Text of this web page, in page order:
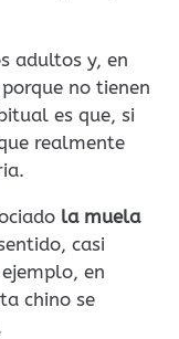
adultos y, en
no tienen
es que, si
realmente
la muela
casi
en
chino se